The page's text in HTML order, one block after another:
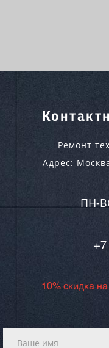
Ремонт
Адрес:
ПН-
+7
10% скидка